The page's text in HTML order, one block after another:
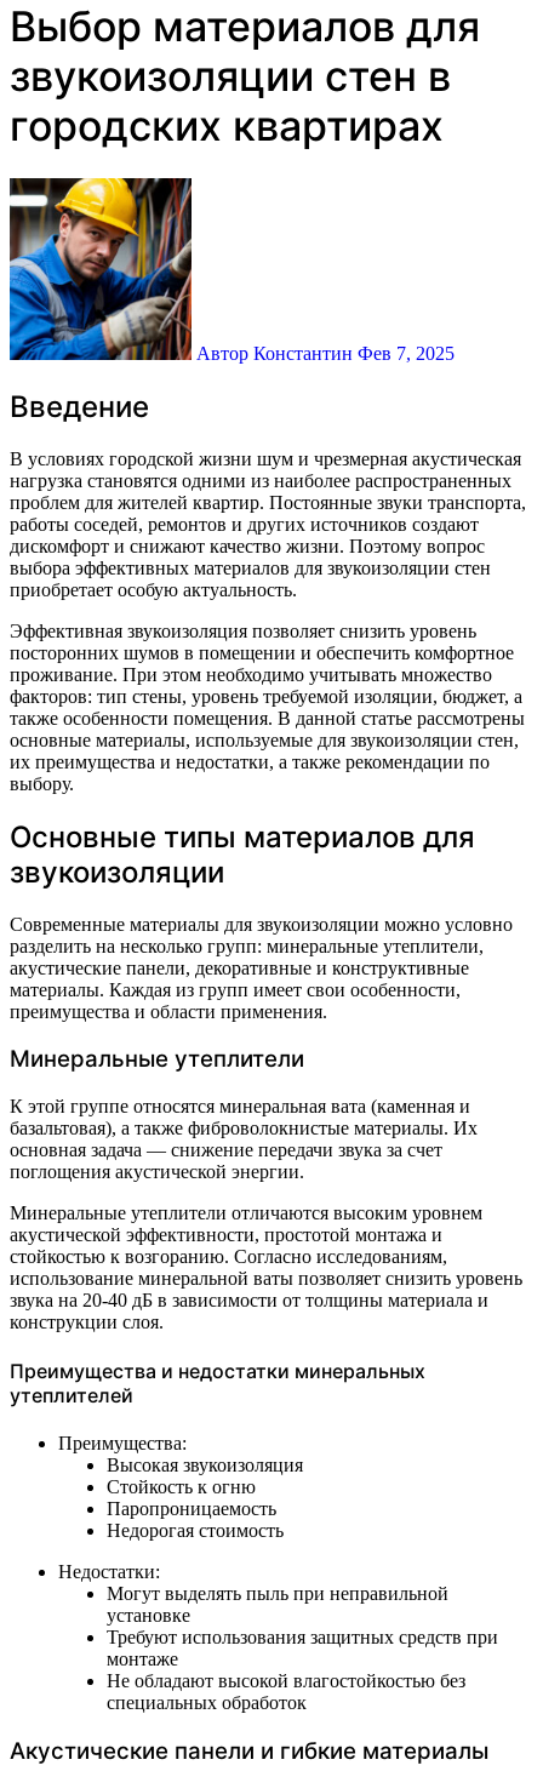
Выбор материалов для
звукоизоляции стен в
городских квартирах
Автор Константин Фев 7, 2025
Введение
В условиях городской жизни шум и чрезмерная акустическая
нагрузка становятся одними из наиболее распространенных
проблем для жителей квартир. Постоянные звуки транспорта,
работы соседей, ремонтов и других источников создают
дискомфорт и снижают качество жизни. Поэтому вопрос
выбора эффективных материалов для звукоизоляции стен
приобретает особую актуальность.
Эффективная звукоизоляция позволяет снизить уровень
посторонних шумов в помещении и обеспечить комфортное
проживание. При этом необходимо учитывать множество
факторов: тип стены, уровень требуемой изоляции, бюджет, а
также особенности помещения. В данной статье рассмотрены
основные материалы, используемые для звукоизоляции стен,
их преимущества и недостатки, а также рекомендации по
выбору.
Основные типы материалов для
звукоизоляции
Современные материалы для звукоизоляции можно условно
разделить на несколько групп: минеральные утеплители,
акустические панели, декоративные и конструктивные
материалы. Каждая из групп имеет свои особенности,
преимущества и области применения.
Минеральные утеплители
К этой группе относятся минеральная вата (каменная и
базальтовая), а также фиброволокнистые материалы. Их
основная задача — снижение передачи звука за счет
поглощения акустической энергии.
Минеральные утеплители отличаются высоким уровнем
акустической эффективности, простотой монтажа и
стойкостью к возгоранию. Согласно исследованиям,
использование минеральной ваты позволяет снизить уровень
звука на 20-40 дБ в зависимости от толщины материала и
конструкции слоя.
Преимущества и недостатки минеральных
утеплителей
Преимущества:
Высокая звукоизоляция
Стойкость к огню
Паропроницаемость
Недорогая стоимость
Недостатки:
Могут выделять пыль при неправильной
установке
Требуют использования защитных средств при
монтаже
Не обладают высокой влагостойкостью без
специальных обработок
Акустические панели и гибкие материалы